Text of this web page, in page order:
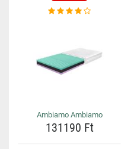
Ambiamo Ambiamo
131190 Ft